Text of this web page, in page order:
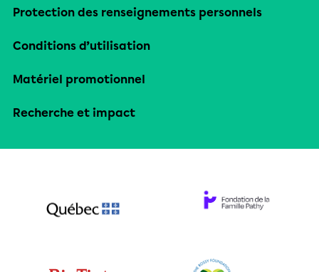
Protection des renseignements personnels
Conditions d’utilisation
Matériel promotionnel
Recherche et impact